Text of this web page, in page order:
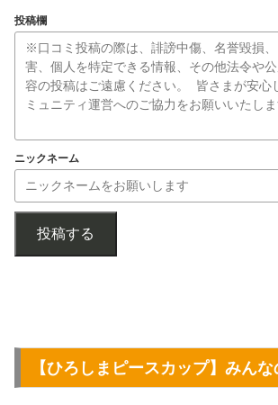
投稿欄
ニックネーム
投稿する
【ひろしまピースカップ】みんな